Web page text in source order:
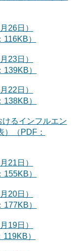
26日）
）
23日）
）
22日）
）
るインフルエン
（PDF：
21日）
）
20日）
）
19日）
）